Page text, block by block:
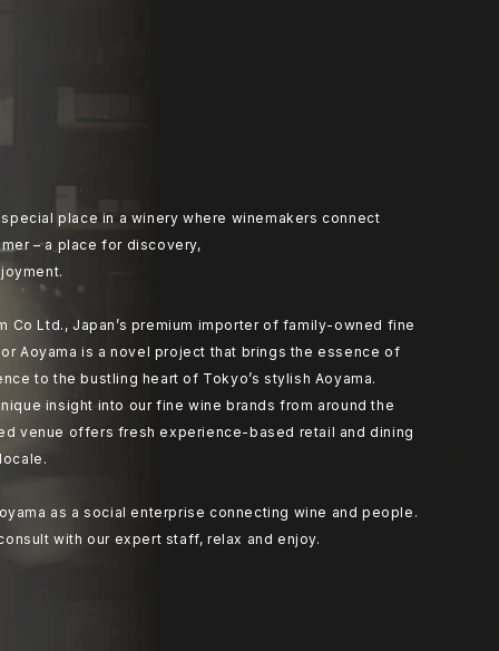
place in a winery where winemakers connect
– a place for discovery,
Co Ltd., Japan’s premium importer of family-owned fine
Aoyama is a novel project that brings the essence of
to the bustling heart of Tokyo’s stylish Aoyama.
insight into our fine wine brands from around the
venue offers fresh experience-based retail and dining
as a social enterprise connecting wine and people.
with our expert staff, relax and enjoy.